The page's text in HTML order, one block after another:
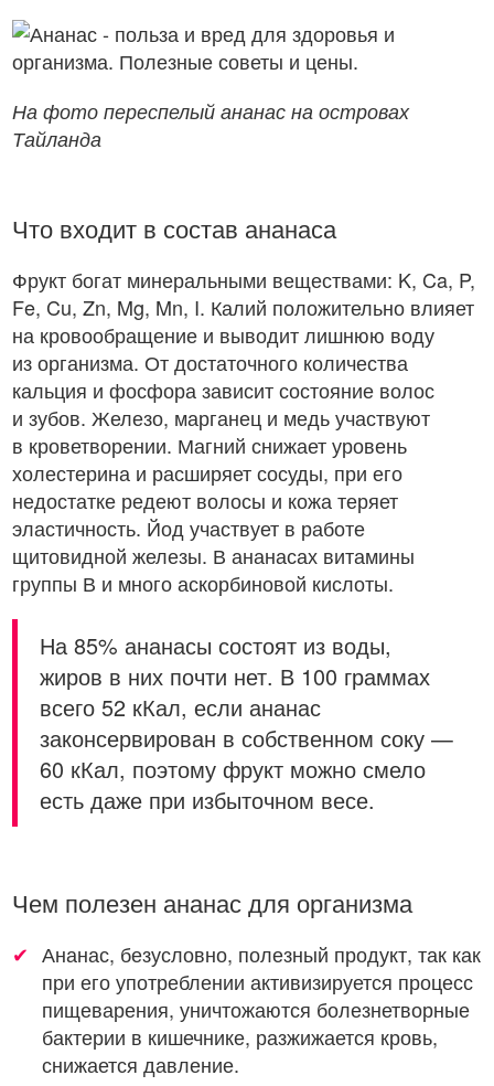
На фото переспелый ананас на островах
Тайланда
Что входит в состав ананаса
Фрукт богат минеральными веществами: K, Ca, P,
Fe, Cu, Zn, Mg, Mn, I. Калий положительно влияет
на кровообращение и выводит лишнюю воду
из организма. От достаточного количества
кальция и фосфора зависит состояние волос
и зубов. Железо, марганец и медь участвуют
в кроветворении. Магний снижает уровень
холестерина и расширяет сосуды, при его
недостатке редеют волосы и кожа теряет
эластичность. Йод участвует в работе
щитовидной железы. В ананасах витамины
группы В и много аскорбиновой кислоты.
На 85% ананасы состоят из воды,
жиров в них почти нет. В 100 граммах
всего 52 кКал, если ананас
законсервирован в собственном соку —
60 кКал, поэтому фрукт можно смело
есть даже при избыточном весе.
Чем полезен ананас для организма
Ананас, безусловно, полезный продукт, так как
при его употреблении активизируется процесс
пищеварения, уничтожаются болезнетворные
бактерии в кишечнике, разжижается кровь,
снижается давление.